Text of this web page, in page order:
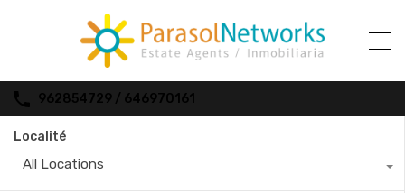
962854729 / 646970161
Localité
All Locations